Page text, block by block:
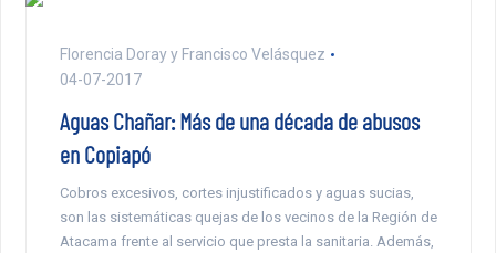
Florencia Doray y Francisco Velásquez
04-07-2017
Aguas Chañar: Más de una década de abusos
en Copiapó
Cobros excesivos, cortes injustificados y aguas sucias,
son las sistemáticas quejas de los vecinos de la Región de
Atacama frente al servicio que presta la sanitaria. Además,